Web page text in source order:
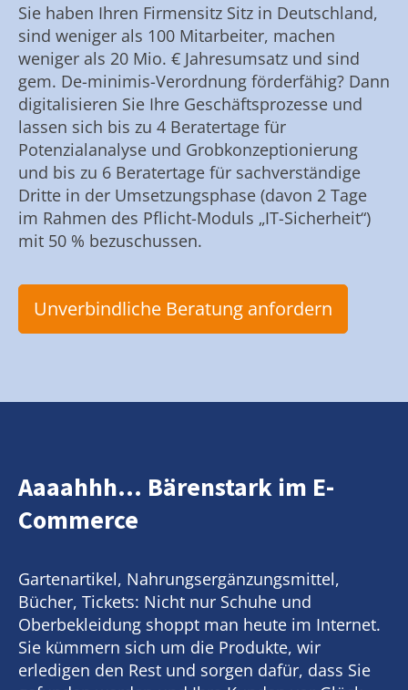
Sie haben Ihren Firmensitz Sitz in Deutschland,
sind weniger als 100 Mitarbeiter, machen
weniger als 20 Mio. € Jahresumsatz und sind
gem. De-minimis-Verordnung förderfähig? Dann
digitalisieren Sie Ihre Geschäftsprozesse und
lassen sich bis zu 4 Beratertage für
Potenzialanalyse und Grobkonzeptionierung
und bis zu 6 Beratertage für sachverständige
Dritte in der Umsetzungsphase (davon 2 Tage
im Rahmen des Pflicht-Moduls „IT-Sicherheit“)
mit 50 % bezuschussen.
Unverbindliche Beratung anfordern
Aaaahhh... Bärenstark im E-
Commerce
Gartenartikel, Nahrungsergänzungsmittel,
Bücher, Tickets: Nicht nur Schuhe und
Oberbekleidung shoppt man heute im Internet.
Sie kümmern sich um die Produkte, wir
erledigen den Rest und sorgen dafür, dass Sie